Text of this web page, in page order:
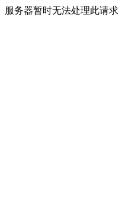
服务器暂时无法处理此请求